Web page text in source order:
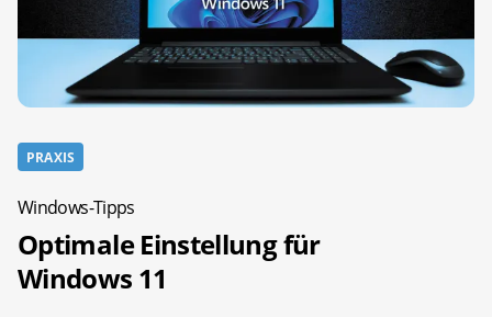
PRAXIS
Windows-Tipps
Optimale Einstellung für
Windows 11